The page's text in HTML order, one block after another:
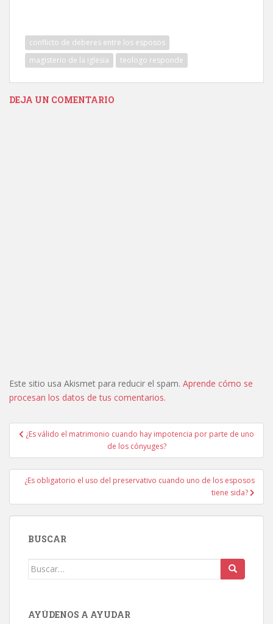
conflicto de deberes entre los esposos
magisterio de la iglesia
teologo responde
DEJA UN COMENTARIO
Este sitio usa Akismet para reducir el spam. Aprende cómo se
procesan los datos de tus comentarios.
Navegación
entradas
¿Es válido el matrimonio cuando hay impotencia por parte de uno
de los cónyuges?
¿Es obligatorio el uso del preservativo cuando uno de los esposos
tiene sida?
BUSCAR
Buscar:
AYÚDENOS A AYUDAR